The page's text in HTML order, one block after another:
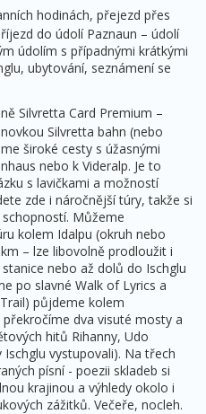
hodinách, přejezd přes
do údolí Paznaun – údolí
údolím s případnými krátkými
ubytování, seznámení se
Silvretta Card Premium –
Silvretta bahn (nebo
široké cesty s úžasnými
nebo k Videralp. Je to
s lavičkami a možností
zde i náročnější túry, takže si
Můžeme
kolem Idalpu (okruh nebo
– lze libovolně prodloužit i
nebo až dolů do Ischglu
po slavné Walk of Lyrics a
půjdeme kolem
dva visuté mosty a
hitů Rihanny, Udo
Ischglu vystupovali). Na třech
písní - poezii skladeb si
krajinou a výhledy okolo i
zážitků. Večeře, nocleh.